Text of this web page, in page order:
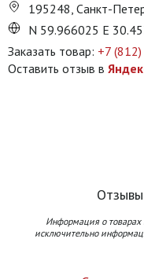
195248, Санкт-
N 59.966025 E
Заказать товар: +7
Оставить отзыв в
Информация о товарах
исключительно